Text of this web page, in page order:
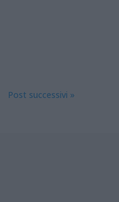
Post successivi »